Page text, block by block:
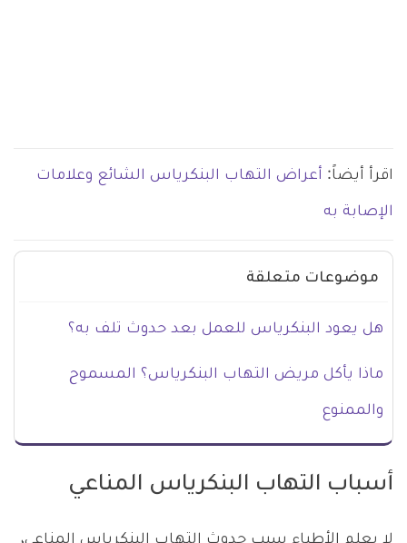
اقرأ أيضاً: أعراض التهاب البنكرياس الشائع وعلامات
الإصابة به
موضوعات متعلقة
هل يعود البنكرياس للعمل بعد حدوث تلف به؟
ماذا يأكل مريض التهاب البنكرياس؟ المسموح
والممنوع
أسباب التهاب البنكرياس المناعي